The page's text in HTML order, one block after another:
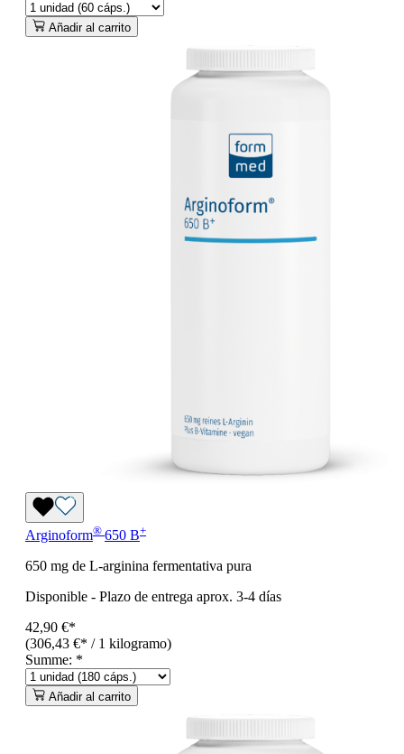
Añadir al carrito
Arginoform® 650 B+
650 mg de L-arginina fermentativa pura
Disponible - Plazo de entrega aprox. 3-4 días
42,90 €*
(306,43 €* / 1 kilogramo)
Summe: *
Añadir al carrito